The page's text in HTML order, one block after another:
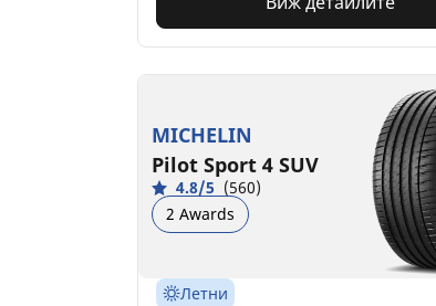
MICHELIN
Pilot Sport 4 SUV
4.8/5 (560)
2 Awards
Летни